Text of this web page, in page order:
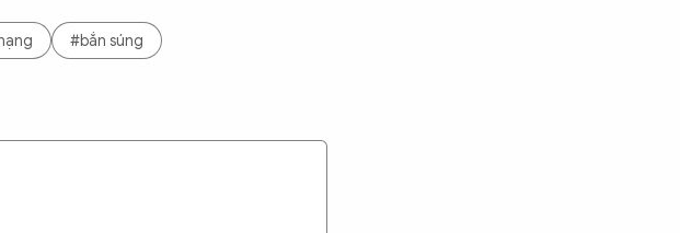
#bắn súng